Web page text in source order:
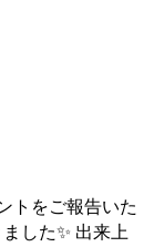
トをご報告いた
した✨ 出来上